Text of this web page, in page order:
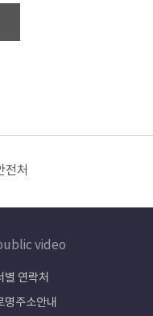
video
별 연락처
명주소안내